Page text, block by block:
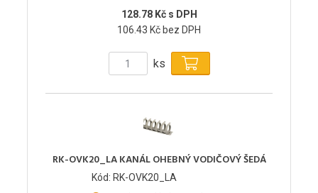
128.78 Kč s DPH
106.43 Kč bez DPH
ks
RK-OVK20_LA KANÁL OHEBNÝ VODIČOVÝ ŠEDÁ
Kód: RK-OVK20_LA